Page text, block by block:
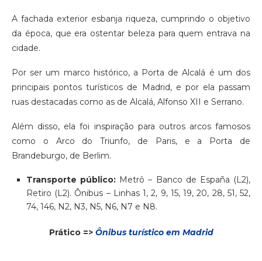
A fachada exterior esbanja riqueza, cumprindo o objetivo
da época, que era ostentar beleza para quem entrava na
cidade.
Por ser um marco histórico, a Porta de Alcalá é um dos
principais pontos turísticos de Madrid, e por ela passam
ruas destacadas como as de Alcalá, Alfonso XII e Serrano.
Além disso, ela foi inspiração para outros arcos famosos
como o Arco do Triunfo, de Paris, e a Porta de
Brandeburgo, de Berlim.
Transporte público: Metrô – Banco de España (L2),
Retiro (L2). Ônibus – Linhas 1, 2, 9, 15, 19, 20, 28, 51, 52,
74, 146, N2, N3, N5, N6, N7 e N8.
Prático =>Ônibus turístico em Madrid